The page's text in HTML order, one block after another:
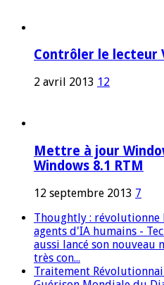
Contrôler le lecteur
2 avril 2013 12
Mettre à jour
Windows 8.1 RTM
12 septembre 2013 7
Thoughtly : révolutionne
agents d'IA humains -
aussi lancé son nouveau
très con...
Traitement